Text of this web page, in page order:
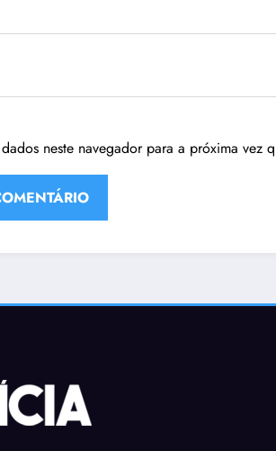
neste navegador para a próxima vez